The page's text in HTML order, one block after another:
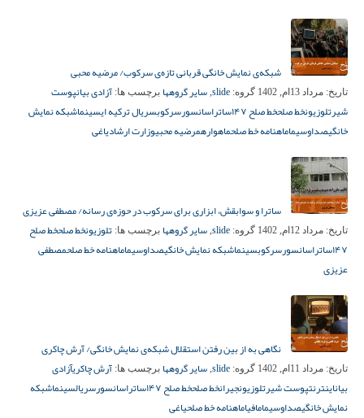
شبکه‌ی نمایش خانگی قربانی تازه‌ی سرکوب/ مرضیه محبی
تاریخ: مرداد 13ام, 1402 گروه: slide
, سایر گروهها برچسب ها: آزادی بیانپوست
شیرتلوزیونخط صلحخط صلح ۱۴۷ ساتراسانسورسرکوبسریال ترکیه ایسینماشبکه نمایش
خانگیصداوسیماماهنامه خط صلحماهوارهمرضیه محبیوزارت ارشادیاغی
ساترا و سوابقش، ابزاری برای سرکوب در حوزه‌ی رسانه/ مصطفی عزیزی
تاریخ: مرداد 12ام, 1402 گروه: slide
, سایر گروهها برچسب ها: تلوزیونخط صلحخط صلح
۱۴۷ساتراسانسورسرکوبسینماشبکه نمایش خانگیصداوسیماماهنامه خط صلحمصطفی
عزیزی
نگاهى به از بین رفتن استقلال شبکه‌ی نمایش خانگى/ آرش چاکری
تاریخ: مرداد 11ام, 1402 گروه: slide
, سایر گروهها برچسب ها: آرش چاکریآزادی
بیاناینترنتپوست شیرتلوزیونجیرانخط صلحخط صلح ۱۴۷ ساتراسانسورسریالسینماشبکه
نمایش خانگیصداوسیمامافیاماهنامه خط صلحیاغی